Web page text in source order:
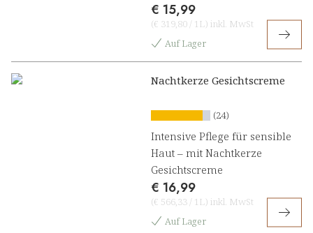
€ 15,99
(€ 319,80 / 1L) inkl. MwSt
Auf Lager
Nachtkerze Gesichtscreme
(24)
Intensive Pflege für sensible
Haut – mit Nachtkerze
Gesichtscreme
€ 16,99
(€ 566,33 / 1L) inkl. MwSt
Auf Lager